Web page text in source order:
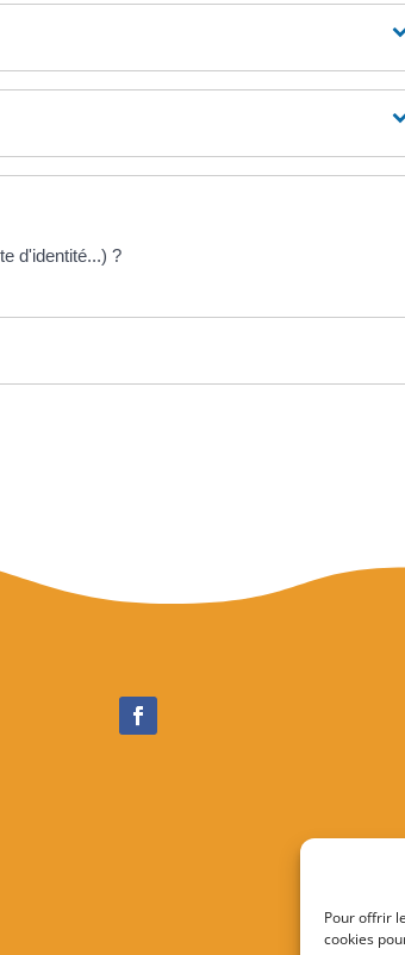
Pour offrir
cookies
d'identité...) ?